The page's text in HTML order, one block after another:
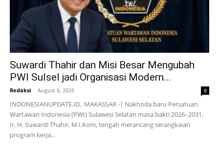
Suwardi Thahir dan Misi Besar Mengubah
PWI Sulsel jadi Organisasi Modern...
Redaksi - August 6, 2026 0
INDONESIANUPDATE.ID, MAKASSAR -| Nakhoda baru Persatuan
Wartawan Indonesia (PWI) Sulawesi Selatan masa bakti 2026–2031,
Ir. H. Suwardi Thahir, M.I.Kom, tengah merancang serangkaian
program kerja...